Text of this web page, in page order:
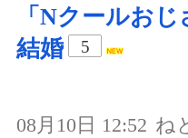
「Nクールお
結婚
5
08月10日 12:52 ね